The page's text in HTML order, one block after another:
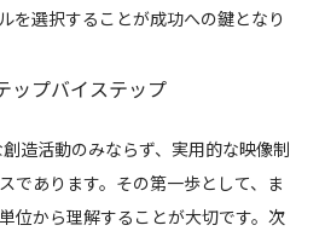
を選択することが成功への鍵となり
ップバイステップ
造活動のみならず、実用的な映像制
であります。その第一歩として、ま
位から理解することが大切です。次